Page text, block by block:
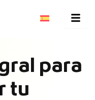
para
tu